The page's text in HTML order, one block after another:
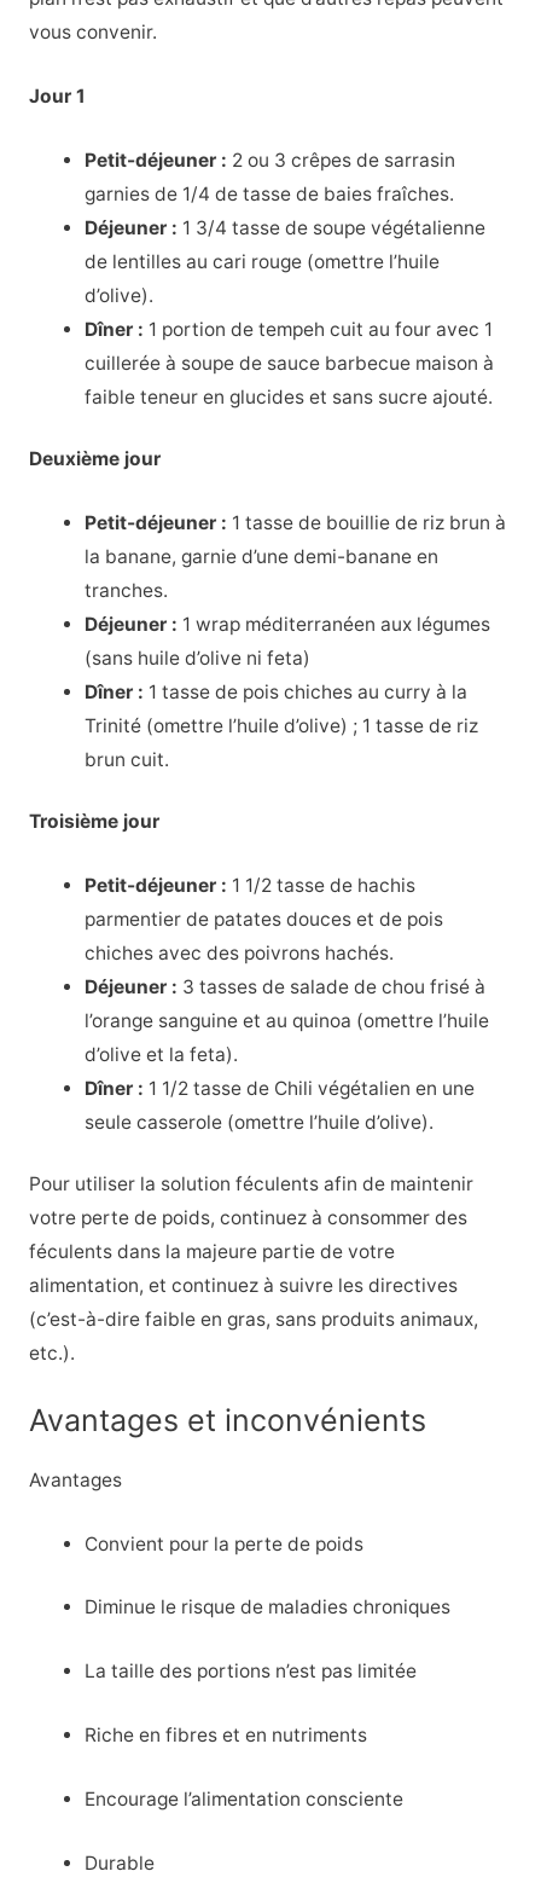
vous convenir.
Jour 1
Petit-déjeuner : 2 ou 3 crêpes de sarrasin
garnies de 1/4 de tasse de baies fraîches.
Déjeuner : 1 3/4 tasse de soupe végétalienne
de lentilles au cari rouge (omettre l’huile
d’olive).
Dîner : 1 portion de tempeh cuit au four avec 1
cuillerée à soupe de sauce barbecue maison à
faible teneur en glucides et sans sucre ajouté.
Deuxième jour
Petit-déjeuner : 1 tasse de bouillie de riz brun à
la banane, garnie d’une demi-banane en
tranches.
Déjeuner : 1 wrap méditerranéen aux légumes
(sans huile d’olive ni feta)
Dîner : 1 tasse de pois chiches au curry à la
Trinité (omettre l’huile d’olive) ; 1 tasse de riz
brun cuit.
Troisième jour
Petit-déjeuner : 1 1/2 tasse de hachis
parmentier de patates douces et de pois
chiches avec des poivrons hachés.
Déjeuner : 3 tasses de salade de chou frisé à
l’orange sanguine et au quinoa (omettre l’huile
d’olive et la feta).
Dîner : 1 1/2 tasse de Chili végétalien en une
seule casserole (omettre l’huile d’olive).
Pour utiliser la solution féculents afin de maintenir
votre perte de poids, continuez à consommer des
féculents dans la majeure partie de votre
alimentation, et continuez à suivre les directives
(c’est-à-dire faible en gras, sans produits animaux,
etc.).
Avantages et inconvénients
Avantages
Convient pour la perte de poids
Diminue le risque de maladies chroniques
La taille des portions n’est pas limitée
Riche en fibres et en nutriments
Encourage l’alimentation consciente
Durable